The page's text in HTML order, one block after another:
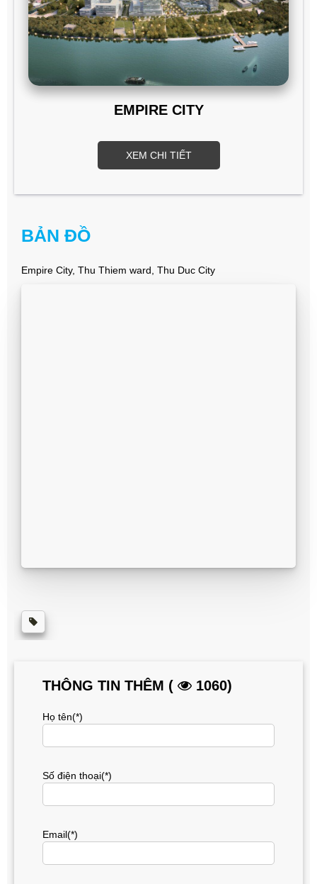
EMPIRE CITY
XEM CHI TIẾT
BẢN ĐỒ
Empire City, Thu Thiem ward, Thu Duc City
THÔNG TIN THÊM ( 1060)
Họ tên(*)
Số điện thoại(*)
Email(*)